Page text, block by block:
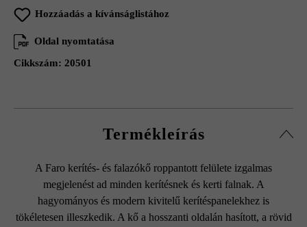
Hozzáadás a kívánságlistához
Oldal nyomtatása
Cikkszám: 20501
Termékleírás
A Faro kerítés- és falazókő roppantott felülete izgalmas
megjelenést ad minden kerítésnek és kerti falnak. A
hagyományos és modern kivitelű kerítéspanelekhez is
tökéletesen illeszkedik. A kő a hosszanti oldalán hasított, a rövid